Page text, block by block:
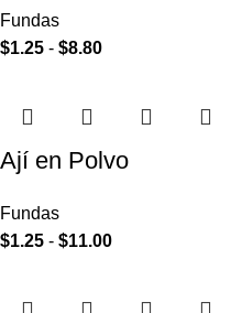
Fundas
$1.25 - $8.80
Ají en Polvo
Fundas
$1.25 - $11.00